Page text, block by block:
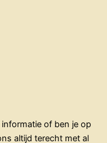
of ben je op
altijd terecht met al